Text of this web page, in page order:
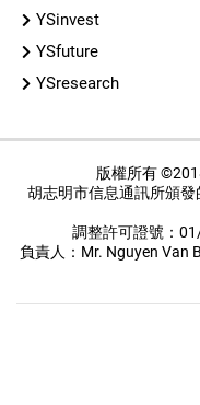
YSinvest
YSfuture
YSresearch
版權所有
胡志明市信息通訊所頒發
調整許可證號：
負責人：Mr. Nguyen Van